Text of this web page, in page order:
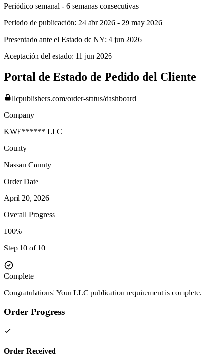
Periódico semanal - 6 semanas consecutivas
Período de publicación: 24 abr 2026 - 29 may 2026
Presentado ante el Estado de NY: 4 jun 2026
Aceptación del estado: 11 jun 2026
Portal de Estado de Pedido del Cliente
llcpublishers.com/order-status/dashboard
Company
KWE****** LLC
County
Nassau County
Order Date
April 20, 2026
Overall Progress
100%
Step 10 of 10
Complete
Congratulations! Your LLC publication requirement is complete.
Order Progress
Order Received